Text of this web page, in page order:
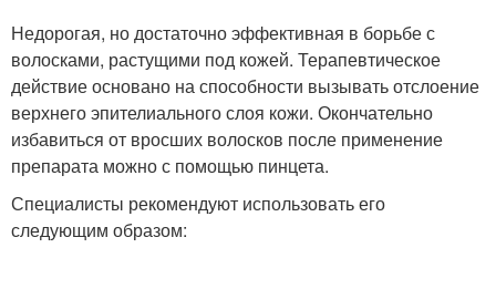
Недорогая, но достаточно эффективная в борьбе с
волосками, растущими под кожей. Терапевтическое
действие основано на способности вызывать отслоение
верхнего эпителиального слоя кожи. Окончательно
избавиться от вросших волосков после применение
препарата можно с помощью пинцета.
Специалисты рекомендуют использовать его
следующим образом: